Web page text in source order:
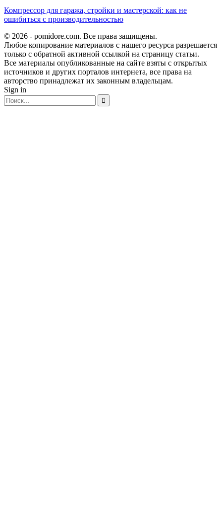
Компрессор для гаража, стройки и мастерской: как не
ошибиться с производительностью
© 2026 - pomidore.com. Все права защищены.
Любое копирование материалов с нашего ресурса разрешается
только с обратной активной ссылкой на страницу статьи.
Все материалы опубликованные на сайте взяты с открытых
источников и других порталов интернета, все права на
авторство принадлежат их законным владельцам.
Sign in